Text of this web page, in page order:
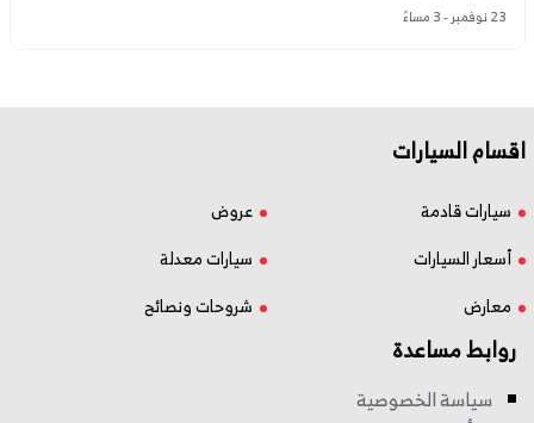
23 نوفمبر - 3 مساءً
اقسام السيارات
سيارات قادمة
عروض
أسعار السيارات
سيارات معدلة
معارض
شروحات ونصائح
روابط مساعدة
سياسة الخصوصية